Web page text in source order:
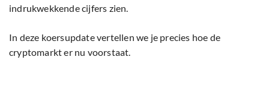
indrukwekkende cijfers zien.
In deze koersupdate vertellen we je precies hoe de
cryptomarkt er nu voorstaat.